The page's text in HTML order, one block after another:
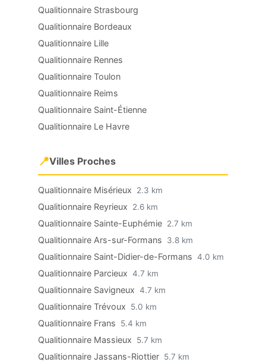
Qualitionnaire Strasbourg
Qualitionnaire Bordeaux
Qualitionnaire Lille
Qualitionnaire Rennes
Qualitionnaire Toulon
Qualitionnaire Reims
Qualitionnaire Saint-Étienne
Qualitionnaire Le Havre
📍Villes Proches
Qualitionnaire Misérieux 2.3 km
Qualitionnaire Reyrieux 2.6 km
Qualitionnaire Sainte-Euphémie 2.7 km
Qualitionnaire Ars-sur-Formans 3.8 km
Qualitionnaire Saint-Didier-de-Formans 4.0 km
Qualitionnaire Parcieux 4.7 km
Qualitionnaire Savigneux 4.7 km
Qualitionnaire Trévoux 5.0 km
Qualitionnaire Frans 5.4 km
Qualitionnaire Massieux 5.7 km
Qualitionnaire Jassans-Riottier 5.7 km